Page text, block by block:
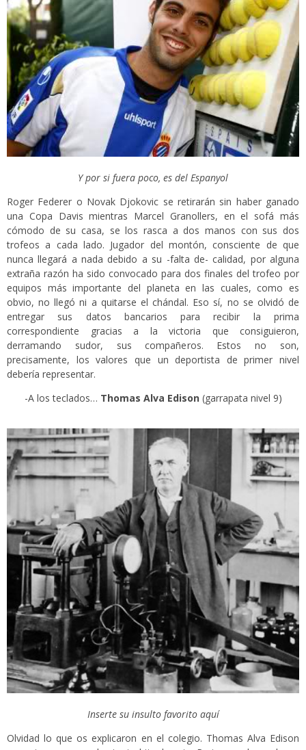
Y por si fuera poco, es del Espanyol
Roger Federer o Novak Djokovic se retirarán sin haber ganado
una Copa Davis mientras Marcel Granollers, en el sofá más
cómodo de su casa, se los rasca a dos manos con sus dos
trofeos a cada lado. Jugador del montón, consciente de que
nunca llegará a nada debido a su -falta de- calidad, por alguna
extraña razón ha sido convocado para dos finales del trofeo por
equipos más importante del planeta en las cuales, como es
obvio, no llegó ni a quitarse el chándal. Eso sí, no se olvidó de
entregar sus datos bancarios para recibir la prima
correspondiente gracias a la victoria que consiguieron,
derramando sudor, sus compañeros. Estos no son,
precisamente, los valores que un deportista de primer nivel
debería representar.
-A los teclados… Thomas Alva Edison (garrapata nivel 9)
Inserte su insulto favorito aquí
Olvidad lo que os explicaron en el colegio. Thomas Alva Edison